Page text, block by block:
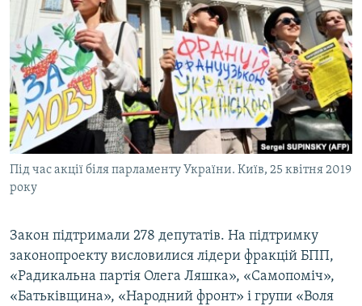
Під час акції біля парламенту України. Київ, 25 квітня 2019
року
Закон підтримали 278 депутатів. На підтримку
законопроекту висловилися лідери фракцій БПП,
«Радикальна партія Олега Ляшка», «Самопоміч»,
«Батьківщина», «Народний фронт» і групи «Воля